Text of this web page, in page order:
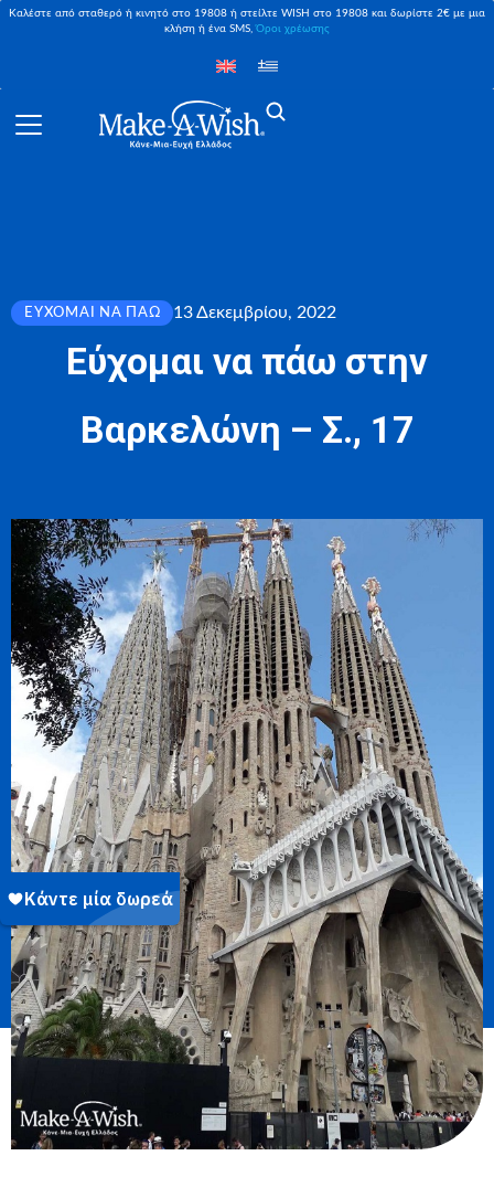
Καλέστε από σταθερό ή κινητό στο 19808 ή στείλτε WISH στο 19808 και δωρίστε 2€ με μια
κλήση ή ένα SMS,Όροι χρέωσης
ΕΎΧΟΜΑΙ ΝΑ ΠΆΩ 13 Δεκεμβρίου, 2022
Εύχομαι να πάω στην
Βαρκελώνη – Σ., 17